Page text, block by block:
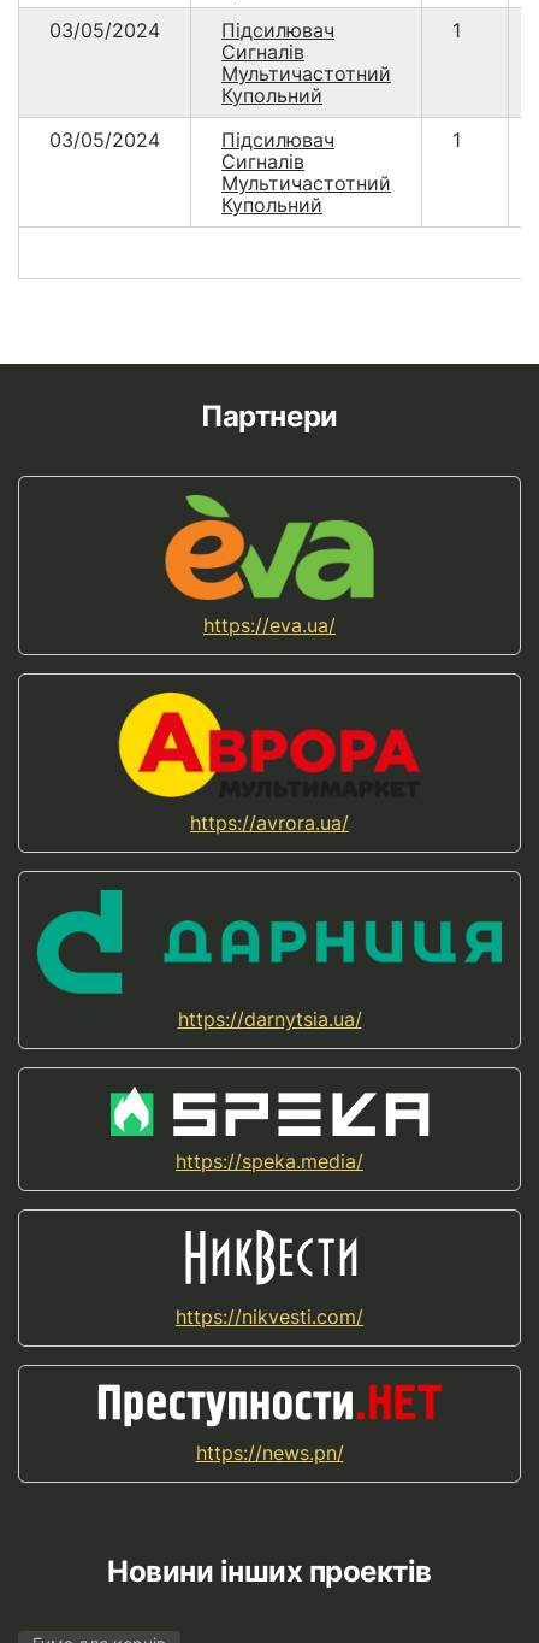
03/05/2024
Підсилювач
Сигналів
Мультичастотний
Купольний
1
03/05/2024
Підсилювач
Сигналів
Мультичастотний
Купольний
1
Партнери
https://eva.ua/
https://avrora.ua/
https://darnytsia.ua/
https://speka.media/
https://nikvesti.com/
https://news.pn/
Новини інших проектів